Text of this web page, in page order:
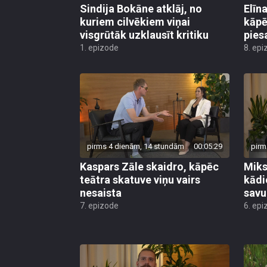
Sindija Bokāne atklāj, no
kuriem cilvēkiem viņai
visgrūtāk uzklausīt kritiku
1. epizode 8.
pirms 4 dienām, 14 stundām 00:05:29
Kaspars Zāle skaidro, kāpēc
teātra skatuve viņu vairs
nesaista
7. epizode 6.